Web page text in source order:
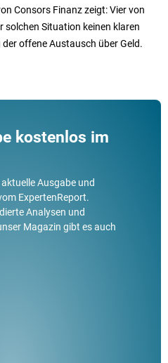
Consors Finanz zeigt: Vier von
Situation keinen klaren
offene Austausch über Geld.
kostenlos im
Ausgabe und
ExpertenReport.
Analysen und
Magazin gibt es auch